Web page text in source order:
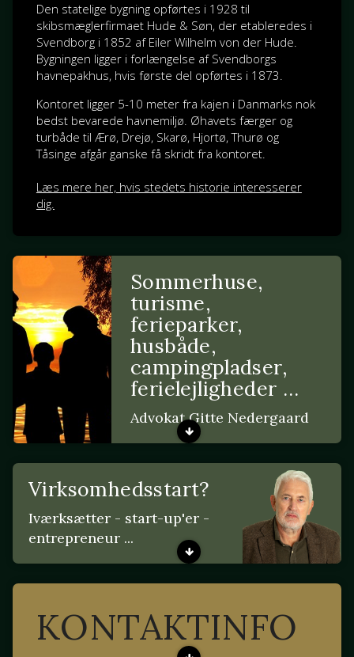
Den statelige bygning opførtes i 1928 til
skibsmæglerfirmaet Hude & Søn, der etableredes i
Svendborg i 1852 af Eiler Wilhelm von der Hude.
Bygningen ligger i forlængelse af Svendborgs
havnepakhus, hvis første del opførtes i 1873.
Kontoret ligger 5-10 meter fra kajen i Danmarks nok
bedst bevarede havnemiljø. Øhavets færger og
turbåde til Ærø, Drejø, Skarø, Hjortø, Thurø og
Tåsinge afgår ganske få skridt fra kontoret.
Læs mere her, hvis stedets historie interesserer
dig.
Sommerhuse,
turisme,
ferieparker,
husbåde,
campingpladser,
ferielejligheder …
Advokat Gitte Nedergaard
Virksomhedsstart?
Iværksætter - start-up'er -
entrepreneur ...
KONTAKTINFO